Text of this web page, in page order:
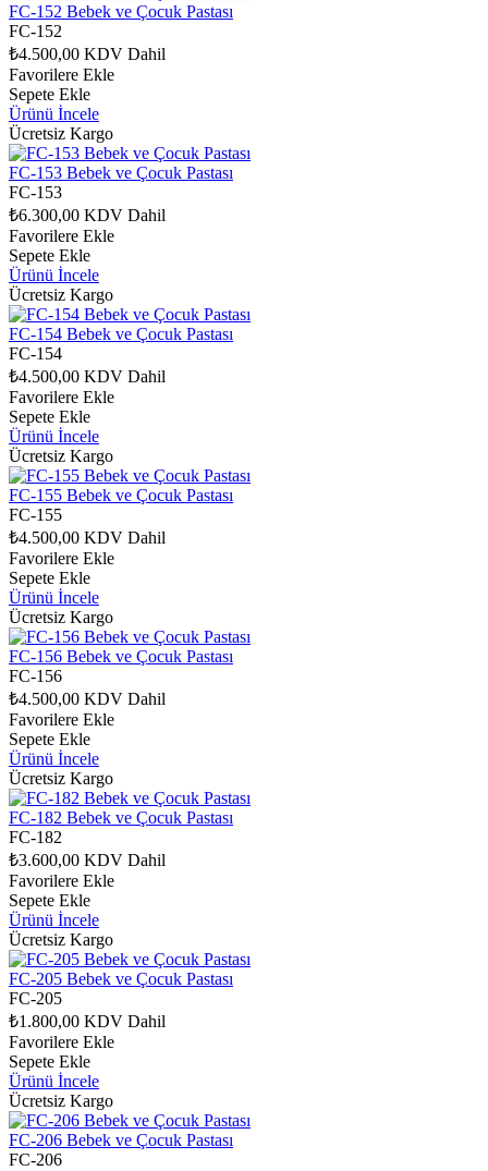
FC-152 Bebek ve Çocuk Pastası
FC-152
₺4.500,00 KDV Dahil
Favorilere Ekle
Sepete Ekle
Ürünü İncele
Ücretsiz Kargo
FC-153 Bebek ve Çocuk Pastası
FC-153
₺6.300,00 KDV Dahil
Favorilere Ekle
Sepete Ekle
Ürünü İncele
Ücretsiz Kargo
FC-154 Bebek ve Çocuk Pastası
FC-154
₺4.500,00 KDV Dahil
Favorilere Ekle
Sepete Ekle
Ürünü İncele
Ücretsiz Kargo
FC-155 Bebek ve Çocuk Pastası
FC-155
₺4.500,00 KDV Dahil
Favorilere Ekle
Sepete Ekle
Ürünü İncele
Ücretsiz Kargo
FC-156 Bebek ve Çocuk Pastası
FC-156
₺4.500,00 KDV Dahil
Favorilere Ekle
Sepete Ekle
Ürünü İncele
Ücretsiz Kargo
FC-182 Bebek ve Çocuk Pastası
FC-182
₺3.600,00 KDV Dahil
Favorilere Ekle
Sepete Ekle
Ürünü İncele
Ücretsiz Kargo
FC-205 Bebek ve Çocuk Pastası
FC-205
₺1.800,00 KDV Dahil
Favorilere Ekle
Sepete Ekle
Ürünü İncele
Ücretsiz Kargo
FC-206 Bebek ve Çocuk Pastası
FC-206